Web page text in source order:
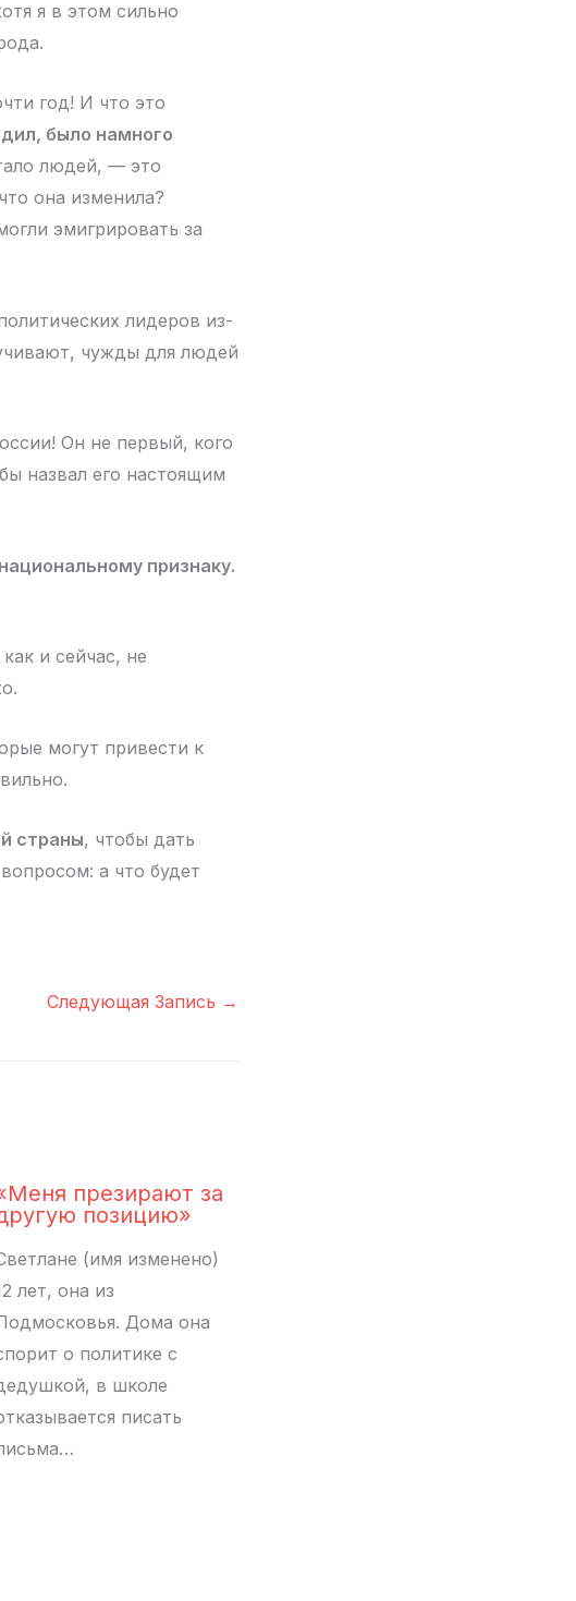
я в этом сильно
год! И что это
было намного
людей, — это
она изменила?
эмигрировать за
лидеров из-
чужды для людей
Он не первый, кого
назвал его настоящим
признаку.
и сейчас, не
могут привести к
страны, чтобы дать
а что будет
Следующая Запись →
презирают за
позицию»
(имя изменено)
лет, она из
Дома она
о политике с
в школе
писать